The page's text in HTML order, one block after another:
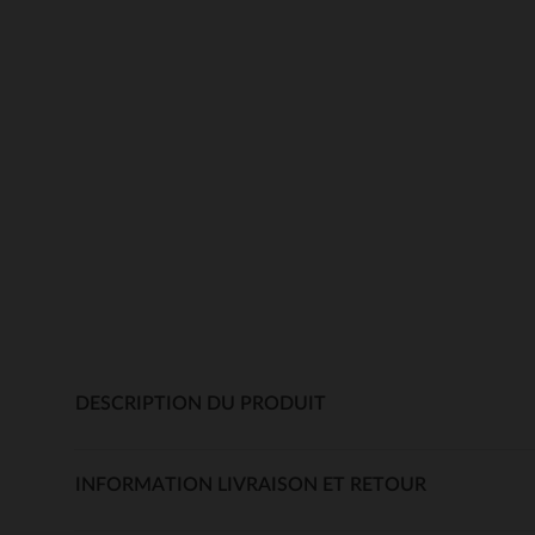
DESCRIPTION DU PRODUIT
INFORMATION LIVRAISON ET RETOUR